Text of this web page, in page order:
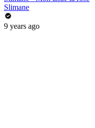
Slimane
9 years ago